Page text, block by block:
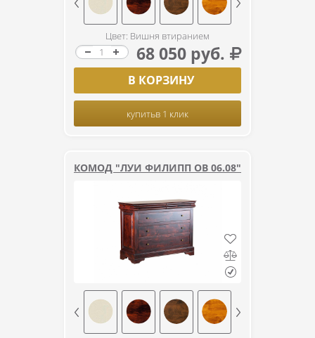
Цвет: Вишня втиранием
68 050 руб.
В КОРЗИНУ
купитьв 1 клик
КОМОД "ЛУИ ФИЛИПП ОВ 06.08"